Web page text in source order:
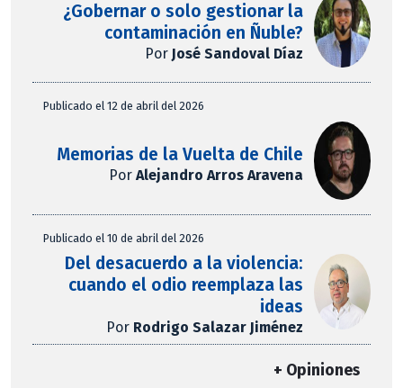
¿Gobernar o solo gestionar la
contaminación en Ñuble?
Por José Sandoval Díaz
Publicado el 12 de abril del 2026
Memorias de la Vuelta de Chile
PorAlejandro Arros Aravena
Publicado el 10 de abril del 2026
Del desacuerdo a la violencia:
cuando el odio reemplaza las
ideas
Por Rodrigo Salazar Jiménez
+ Opiniones